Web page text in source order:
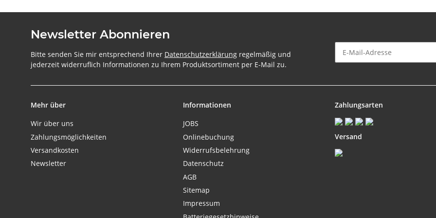
Newsletter Abonnieren
Bitte senden Sie mir entsprechend Ihrer Datenschutzerklärung regelmäßig und
jederzeit widerruflich Informationen zu Ihrem Produktsortiment per E-Mail zu.
Mehr über
Wir über uns
Zahlungsmöglichkeiten
Versandkosten
Newsletter
Informationen
JOBS
Onlinebuchung
Widerrufsbelehrung
Datenschutz
AGB
Sitemap
Impressum
Zahlungsarten
Versand